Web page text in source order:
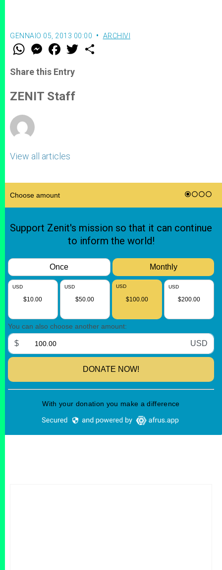
GENNAIO 05, 2013 00:00 ARCHIVI
W
t
s
p
p
M
e
s
e
g
e
F
a
e
b
o
k
w
Share this Entry
ZENIT Staff
View all articles